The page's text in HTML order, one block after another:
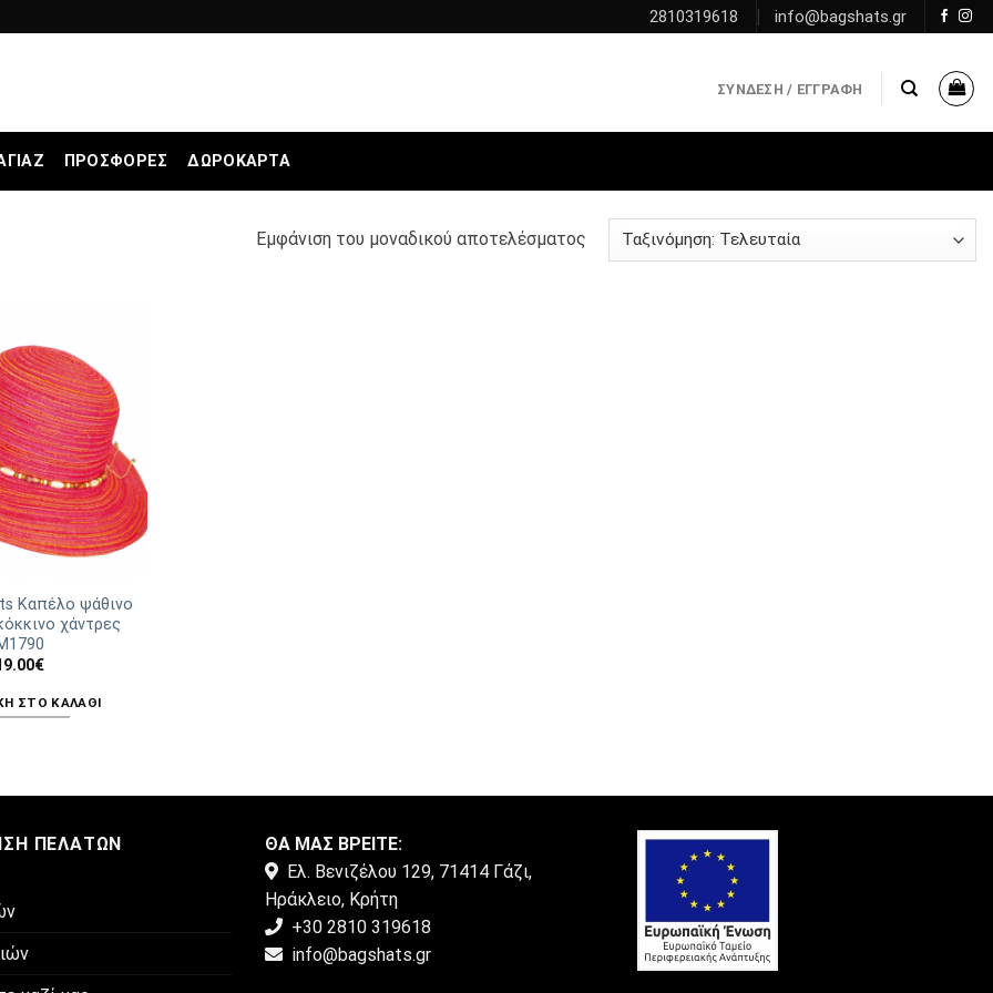
2810319618 info@bagshats.gr
ΣΎΝΔΕΣΗ / ΕΓΓΡΑΦΉ
ΠΡΟΣΦΟΡΕΣ ΔΩΡΟΚΆΡΤΑ
Εμφάνιση του μοναδικού αποτελέσματος
Καπέλο ψάθινο
χάντρες
€
ΣΤΟ ΚΑΛΆΘΙ
ΠΕΛΑΤΏΝ
ΘΑ ΜΑΣ ΒΡΕΙΤΕ:
Ελ. Βενιζέλου 129, 71414 Γάζι,
Ηράκλειο, Κρήτη
+30 2810 319618
info@bagshats.gr